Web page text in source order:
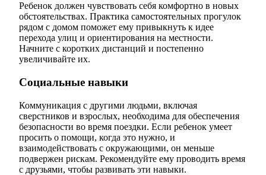
Ребенок должен чувствовать себя комфортно в новых
обстоятельствах. Практика самостоятельных прогулок
рядом с домом поможет ему привыкнуть к идее
перехода улиц и ориентирования на местности.
Начните с коротких дистанций и постепенно
увеличивайте их.
Социальные навыки
Коммуникация с другими людьми, включая
сверстников и взрослых, необходима для обеспечения
безопасности во время поездки. Если ребенок умеет
просить о помощи, когда это нужно, и
взаимодействовать с окружающими, он меньше
подвержен рискам. Рекомендуйте ему проводить время
с друзьями, чтобы развивать эти навыки.